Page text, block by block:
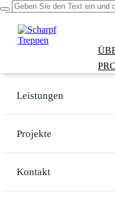
Leistungen
Projekte
Kontakt